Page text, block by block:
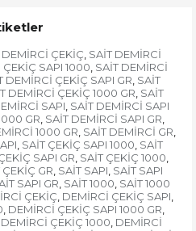
DEMİRCİ ÇEKİÇ, SAİT DEMİRCİ
SAPI 1000, SAİT DEMİRCİ
DEMİRCİ ÇEKİÇ SAPI GR, SAİT
DEMİRCİ ÇEKİÇ 1000 GR, SAİT
SAPI, SAİT DEMİRCİ SAPI
GR, SAİT DEMİRCİ SAPI GR,
1000 GR, SAİT DEMİRCİ GR,
, SAİT ÇEKİÇ SAPI 1000, SAİT
SAPI GR, SAİT ÇEKİÇ 1000,
ÇEKİÇ GR, SAİT SAPI, SAİT SAPI
SAPI GR, SAİT 1000, SAİT 1000
ÇEKİÇ, DEMİRCİ ÇEKİÇ SAPI,
, DEMİRCİ ÇEKİÇ SAPI 1000 GR,
DEMİRCİ ÇEKİÇ 1000, DEMİRCİ